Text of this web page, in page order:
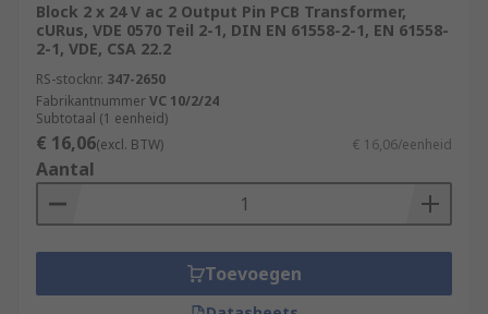
Block 2 x 24 V ac 2 Output Pin PCB Transformer,
cURus, VDE 0570 Teil 2-1, DIN EN 61558-2-1, EN 61558-
2-1, VDE, CSA 22.2
RS-stocknr. 347-2650
FabrikantnummerVC 10/2/24
Subtotaal (1 eenheid)
€ 16,06(excl. BTW) € 16,06/eenheid
Aantal
Toevoegen